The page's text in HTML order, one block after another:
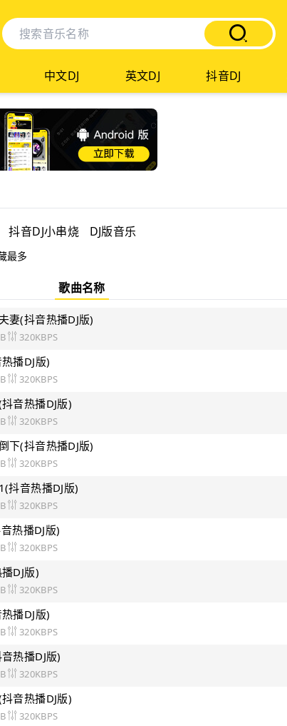
中文DJ 英文DJ 抖音DJ
抖音DJ小串烧 DJ版音乐
最多
歌曲名称
妻(抖音热播DJ版)
320KBPS
播DJ版)
320KBPS
音热播DJ版)
320KBPS
下(抖音热播DJ版)
320KBPS
抖音热播DJ版)
320KBPS
热播DJ版)
320KBPS
DJ版)
320KBPS
播DJ版)
320KBPS
热播DJ版)
320KBPS
音热播DJ版)
320KBPS